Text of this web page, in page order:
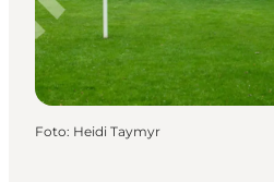
Foto: Heidi Taymyr